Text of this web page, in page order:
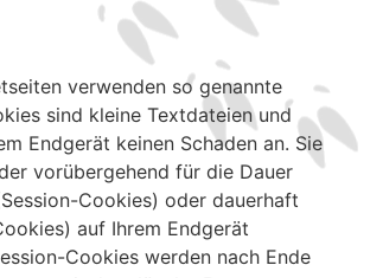
verwenden so genannte
sind kleine Textdateien und
Endgerät keinen Schaden an. Sie
vorübergehend für die Dauer
Cookies) oder dauerhaft
auf Ihrem Endgerät
Cookies werden nach Ende